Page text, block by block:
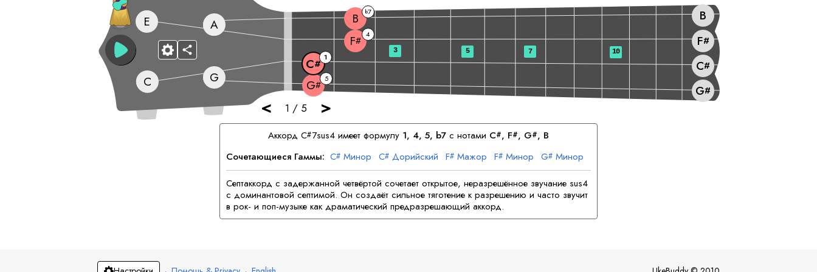
< 1 / 5 >
G G# 5
G#
C
C# 1
C#
E
F# 4 F#
A B b7 B
3 5 7 10
АккордC#7sus4 имеет формулу 1, 4, 5, b7с нотами C#, F#, G#, B
Сочетающиеся Гаммы: C# Минор C# Дорийский F# Мажор F# Минор G# Минор
G Дорийский B Мажор B Дорийский
Септаккорд с задержанной четвёртой сочетает открытое, неразрешённое звучание sus4
с доминантовой септимой. Он создаёт сильное тяготение к разрешению и часто звучит
в рок- и поп-музыке как драматический предразрешающий аккорд.